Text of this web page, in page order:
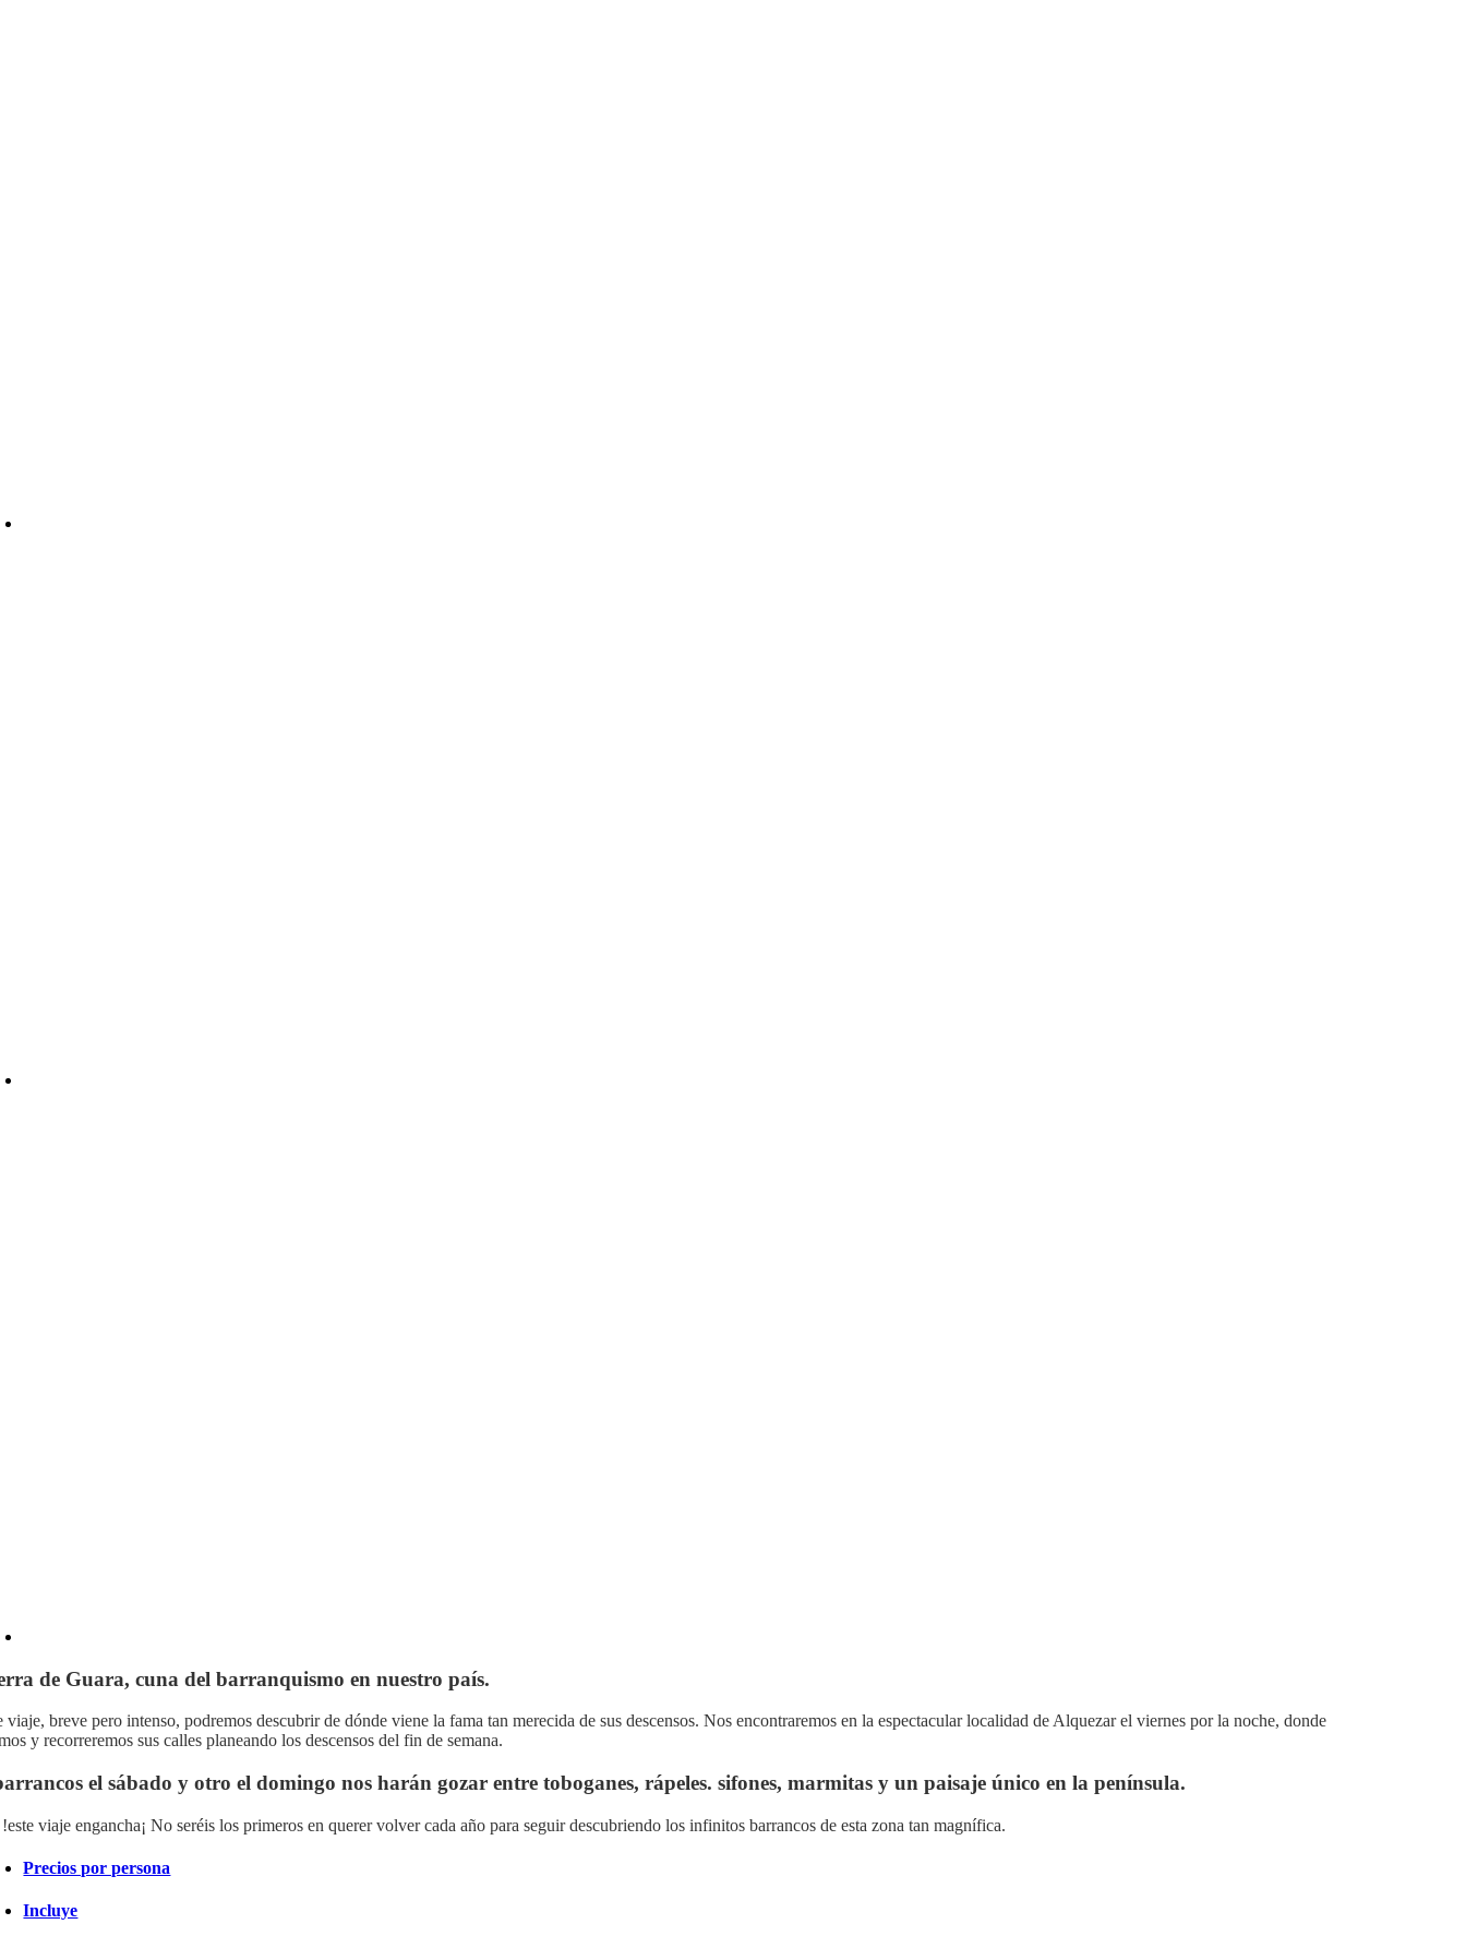
de Guara, cuna delbarranquismo en nuestro país.
viaje, breve pero intenso, podremos descubrir de dónde viene la fama tan merecida de sus descensos. Nos encontraremos en la espectacular localidad de Alquezar el viernes por la noche, donde
y recorreremos sus calles planeando los descensos del fin de semana.
el sábado y otro el domingo nos harán gozar entre toboganes, rápeles. sifones, marmitas y un paisaje único en la península.
viaje engancha¡ No seréis los primeros en querer volver cada año para seguir descubriendo los infinitos barrancos de esta zona tan magnífica.
Precios por persona
Incluye